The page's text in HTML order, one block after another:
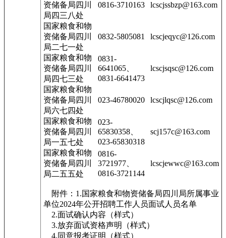
资储备局四川
局四三八处
0816-3710163 lcscjssbzp@163.com
国家粮食和物
资储备局四川
局二七一处
0832-5805081 lcscjeqyc@126.com
国家粮食和物
资储备局四川
局四七三处
0831-
6641065、
0831-6641473
lcscjsqsc@126.com
国家粮食和物
资储备局四川
局六七四处
023-46780020 lcscjlqsc@126.com
国家粮食和物
资储备局四川
局一五七处
023-
65830358、
023-65830318
scj157c@163.com
国家粮食和物
资储备局四川
局二五五处
0816-
3721977、
0816-3721144
lcscjewwc@163.com
附件：1.国家粮食和物资储备局四川局所属事业
单位2024年公开招聘工作人员面试人员名单
2.面试确认内容（样式）
3.放弃面试资格声明（样式）
4.同意报考证明（样式）